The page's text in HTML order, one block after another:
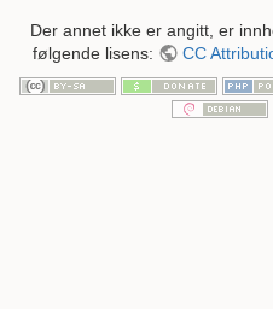
Der annet ikke er angitt, er
følgende lisens:
CC